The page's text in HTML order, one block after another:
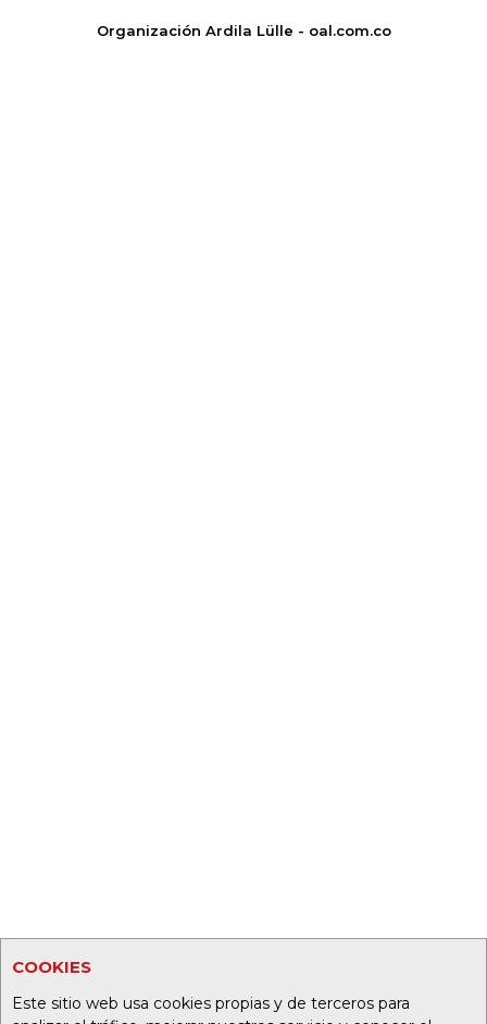
COOKIES
Este sitio web usa cookies propias y de terceros para
Organización Ardila Lülle - oal.com.co